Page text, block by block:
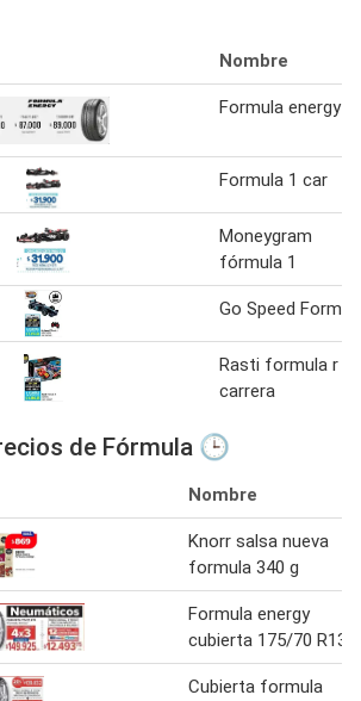
Nombre
Formula energy
Formula 1 car
Moneygram
fórmula 1
Go Speed
Rasti formula r
carrera
de Fórmula 🕒
Nombre
Knorr salsa nueva
formula 340 g
Formula energy
cubierta 175/70 R13
Cubierta formula